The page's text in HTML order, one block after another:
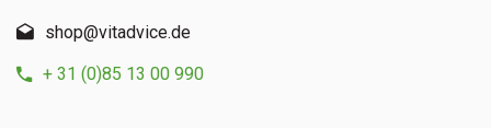
shop@vitadvice.de
+ 31 (0)85 13 00 990